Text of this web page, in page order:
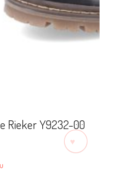
Rieker Y9232-00